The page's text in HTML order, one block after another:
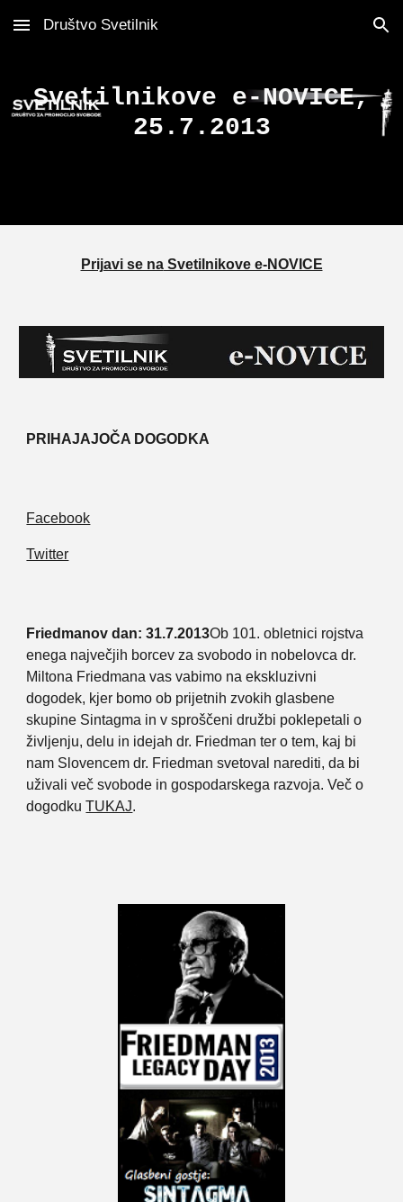
Skip to main content Skip to navigation
Društvo Svetilnik
Svetilnikove e-NOVICE,
25.7.2013
Prijavi se naSvetilnikove e-NOVICE
PRIHAJAJOČA DOGODKA
Facebook
Twitter
Friedmanov dan: 31.7.2013Ob 101. obletnici rojstva
enega največjih borcev za svobodo in nobelovca dr.
Miltona Friedmana vas vabimo na ekskluzivni
dogodek, kjer bomo ob prijetnih zvokih glasbene
skupine Sintagma in v sproščeni družbi poklepetali o
življenju, delu in idejah dr. Friedman ter o tem, kaj bi
nam Slovencem dr. Friedman svetoval narediti, da bi
uživali več svobode in gospodarskega razvoja. Več o
dogodku TUKAJ.